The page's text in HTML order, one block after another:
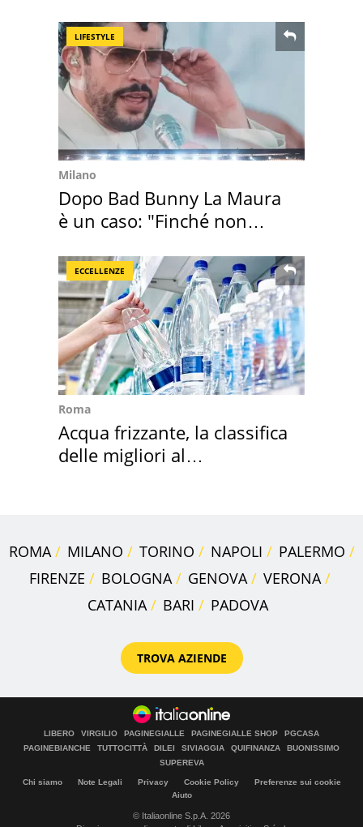
LIFESTYLE
Milano
Dopo Bad Bunny La Maura
è un caso: "Finché non
ECCELLENZE
Roma
Acqua frizzante, la classifica
delle migliori al
ROMA MILANO TORINO NAPOLI
PALERMO
FIRENZE
BOLOGNA GENOVA
VERONA
CATANIA
BARI PADOVA
TROVA AZIENDE
LIBERO VIRGILIO PAGINEGIALLE PAGINEGIALLE SHOP
PGCASA
PAGINEBIANCHE
TUTTOCITTÀ DILEI SIVIAGGIA QUIFINANZA
BUONISSIMO
SUPEREVA
Chi siamo Note Legali Privacy Cookie Policy
Preferenze sui cookie
Aiuto
© Italiaonline S.p.A. 2026